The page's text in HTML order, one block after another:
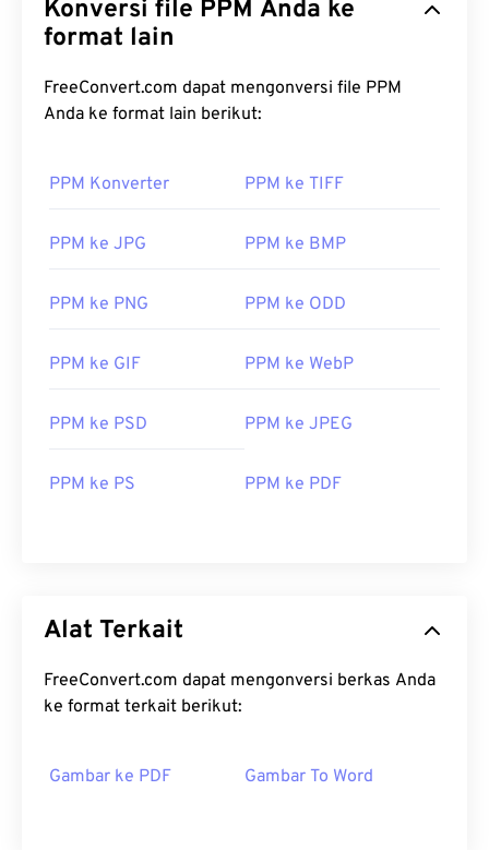
Konversi file PPM Anda ke
format lain
FreeConvert.com dapat mengonversi file PPM
Anda ke format lain berikut:
PPM Konverter PPM ke TIFF
PPM ke JPG PPM ke BMP
PPM ke PNG PPM ke ODD
PPM ke GIF PPM ke WebP
PPM ke PSD PPM ke JPEG
PPM ke PS PPM ke PDF
Alat Terkait
FreeConvert.com dapat mengonversi berkas Anda
ke format terkait berikut:
Gambar ke PDF Gambar To Word